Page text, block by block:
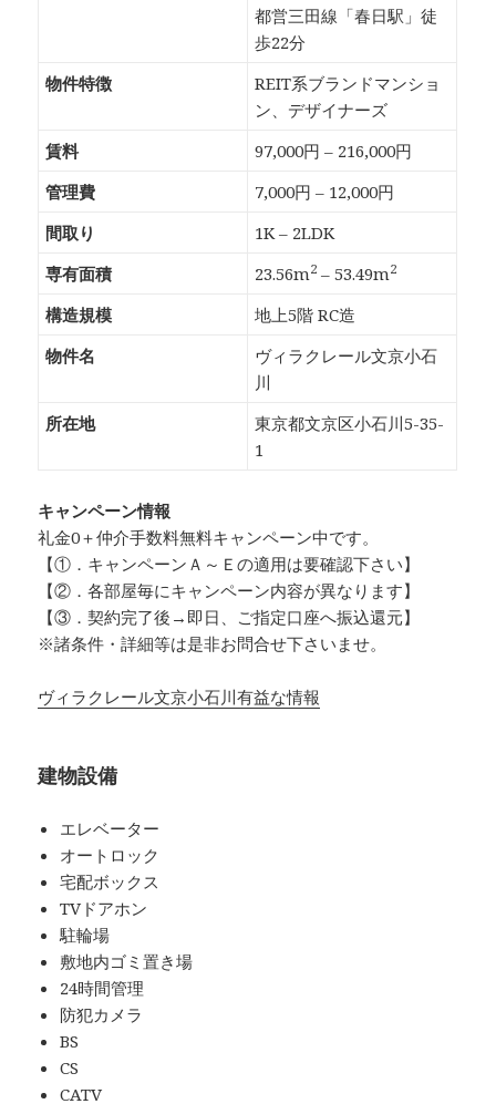
都営三田線「春日駅」徒
歩22分
物件特徴
REIT系ブランドマンショ
ン、デザイナーズ
賃料
97,000円 – 216,000円
管理費
7,000円 – 12,000円
間取り
1K – 2LDK
専有面積
23.56m2 – 53.49m2
構造規模
地上5階 RC造
物件名
ヴィラクレール文京小石
川
所在地
東京都文京区小石川5-35-
1
キャンペーン情報
礼金0＋仲介手数料無料キャンペーン中です。
【①．キャンペーンＡ～Ｅの適用は要確認下さい】
【②．各部屋毎にキャンペーン内容が異なります】
【③．契約完了後→即日、ご指定口座へ振込還元】
※諸条件・詳細等は是非お問合せ下さいませ。
ヴィラクレール文京小石川有益な情報
建物設備
エレベーター
オートロック
宅配ボックス
TVドアホン
駐輪場
敷地内ゴミ置き場
24時間管理
防犯カメラ
BS
CS
CATV